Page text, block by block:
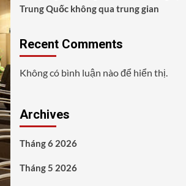
Trung Quốc không qua trung gian
Recent Comments
Không có bình luận nào để hiển thị.
Archives
Tháng 6 2026
Tháng 5 2026